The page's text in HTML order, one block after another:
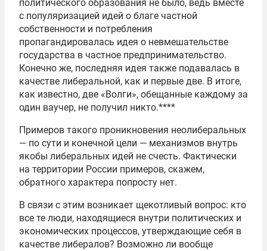
политического образования не было, ведь вместе
с популяризацией идей о благе частной
собственности и потребления
пропагандировалась идея о невмешательстве
государства в частное предпринимательство.
Конечно же, последняя идея также подавалась в
качестве либеральной, как и первые две. В итоге,
как известно, две «Волги», обещанные каждому за
один ваучер, не получил никто.****
Примеров такого проникновения неолиберальных
— по сути и конечной цели — механизмов внутрь
якобы либеральных идей не счесть. Фактически
на территории России примеров, скажем,
обратного характера попросту нет.
В связи с этим возникает щекотливый вопрос: кто
все те люди, находящиеся внутри политических и
экономических процессов, утверждающие себя в
качестве либералов? Возможно ли вообще